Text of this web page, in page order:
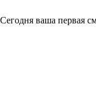
ваша первая